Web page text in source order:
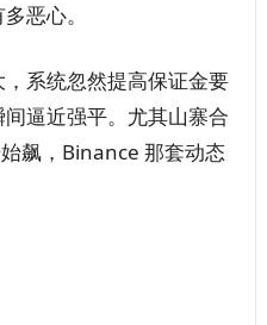
恶心。
系统忽然提高保证金要
逼近强平。尤其山寨合
飙，Binance 那套动态